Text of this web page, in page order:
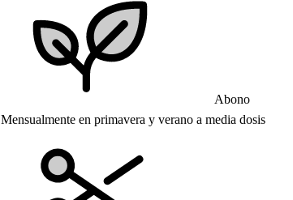
Abono
Mensualmente en primavera y verano a media dosis